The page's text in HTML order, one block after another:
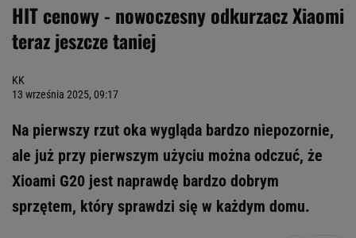
HIT cenowy - nowoczesny odkurzacz Xiaomi
teraz jeszcze taniej
KK
13 września 2025, 09:17
Na pierwszy rzut oka wygląda bardzo niepozornie,
ale już przy pierwszym użyciu można odczuć, że
Xioami G20 jest naprawdę bardzo dobrym
sprzętem, który sprawdzi się w każdym domu.